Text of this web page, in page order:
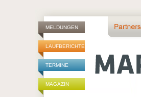
MELDUNGEN
LAUFBERICHTE
TERMINE
MAGAZIN